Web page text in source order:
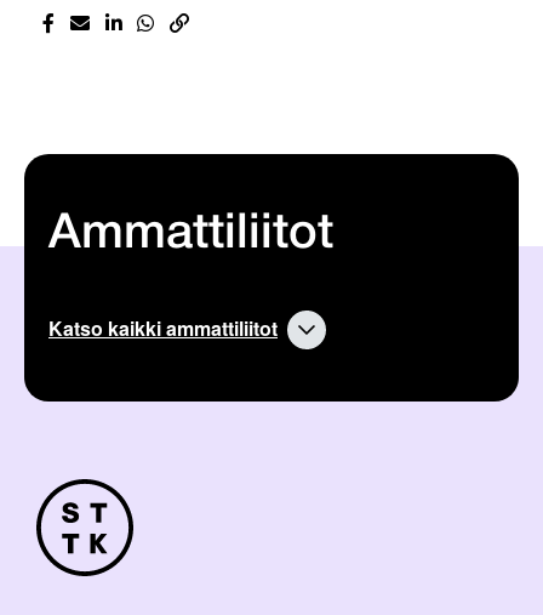
Ammattiliitot
Katso kaikki ammattiliitot